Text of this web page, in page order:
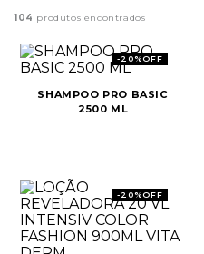
104
-20%OFF
SHAMPOO PRO BASIC
2500 ML
-20%OFF